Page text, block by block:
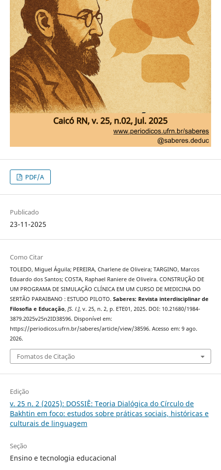
PDF/A
Publicado
23-11-2025
Como Citar
TOLEDO, Miguel Águila; PEREIRA, Charlene de Oliveira; TARGINO, Marcos
Eduardo dos Santos; COSTA, Raphael Raniere de Oliveira. CONSTRUÇÃO DE
UM PROGRAMA DE SIMULAÇÃO CLÍNICA EM UM CURSO DE MEDICINA DO
SERTÃO PARAIBANO : ESTUDO PILOTO. Saberes: Revista interdisciplinar de
Filosofia e Educação, [S. l.], v. 25, n. 2, p. ETE01, 2025. DOI: 10.21680/1984-
3879.2025v25n2ID38596. Disponível em:
https://periodicos.ufrn.br/saberes/article/view/38596. Acesso em: 9 ago.
2026.
Fomatos de Citação
Edição
v. 25 n. 2 (2025): DOSSIÊ: Teoria Dialógica do Círculo de
Bakhtin em foco: estudos sobre práticas sociais, históricas e
culturais de linguagem
Seção
Ensino e tecnologia educacional